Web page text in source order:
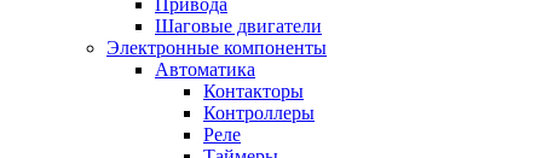
Привода
Шаговые двигатели
Электронные компоненты
Автоматика
Контакторы
Контроллеры
Реле